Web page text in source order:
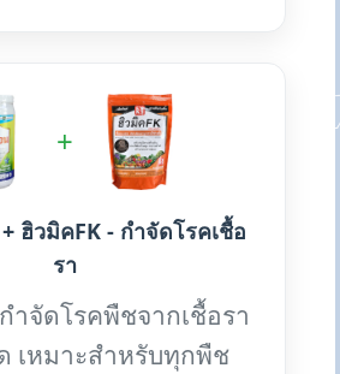
+
ฮิวมิคFK - กำจัดโรคเชื้อ
รา
ำจัดโรคพืชจากเชื้อรา
เหมาะสำหรับทุกพืช